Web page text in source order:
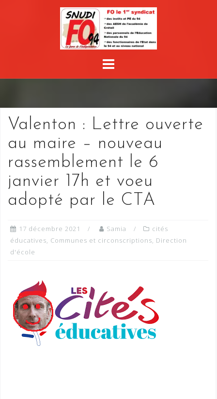
Valenton : Lettre ouverte
au maire – nouveau
rassemblement le 6
janvier 17h et voeu
adopté par le CTA
17 décembre 2021 Samia
cités
éducatives, Communes et circonscriptions, Direction
d'école